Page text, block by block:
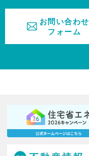
お問い合わせ
フォーム